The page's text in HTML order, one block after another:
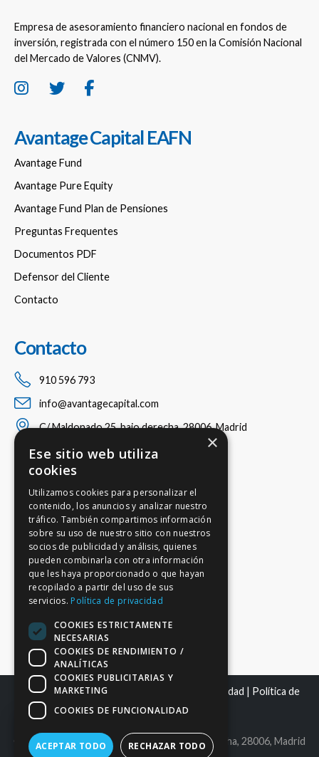
Empresa de asesoramiento financiero nacional en fondos de
inversión, registrada con el número 150 en la Comisión Nacional
del Mercado de Valores (CNMV).
Avantage Capital EAFN
Avantage Fund
Avantage Pure Equity
Avantage Fund Plan de Pensiones
Preguntas Frequentes
Documentos PDF
Defensor del Cliente
Contacto
Contacto
910 596 793
info@avantagecapital.com
C/ Maldonado 25, bajo derecha, 28006, Madrid
Mapa del sitio|Aviso Legal Política de Privacidad | Política de
Cookies
C.I.F. B86980612 | C/ Maldonado 25, bajo derecha, 28006, Madrid
×
Ese sitio web utiliza
cookies
Utilizamos cookies para personalizar el
contenido, los anuncios y analizar nuestro
tráfico. También compartimos información
sobre su uso de nuestro sitio con nuestros
socios de publicidad y análisis, quienes
pueden combinarla con otra información
que les haya proporcionado o que hayan
recopilado a partir del uso de sus
servicios. Política de privacidad
COOKIES ESTRICTAMENTE
NECESARIAS
COOKIES DE RENDIMIENTO /
ANALÍTICAS
COOKIES PUBLICITARIAS Y
MARKETING
COOKIES DE FUNCIONALIDAD
ACEPTAR TODO RECHAZAR TODO